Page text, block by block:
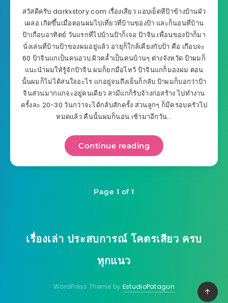
สวัสดีครับ darkxstory.com เรื่องเสียว แอบเย็ดหีป้าข้างบ้านผัว
เผลอ ​เกิดขึ้นเมื่อตอนผมไปเที่ยวที่บ้านของป้า และก็นอนที่บ้าน
ป้าเกือบอาทิตย์ วันแรกที่ไปบ้านป้าก็เจอ ป้าจิน เพื่อนของป้าก็มา
นั่งเล่นที่บ้านป้าของผมอยู่แล้ว อายุก็ใกล้เคียงกับป้า คือ เกือบจะ
60 ป้าจินแกเป็นคนอวบ ผิวคลํ้าเป็นคนบ้านๆ ต่างจังหวัด ป้าผมก็
แนะนำผมให้รู้จักป้าจิน ผมก็ยกมือไหว้ ป้าจินแกก็มองผม ตอน
นั้นผมก็ไม่ได้สนใจอะไร แกอยู่จนถึงเย็นก็กลับ ป้าผมก็บอกว่าป้า
จินส่วนมากแกจะอยู่คนเดียว สามีแกก็รับจ้างก่อสร้าง ไปทำงาน
ครั้งละ 20-30 วันกว่าจะได้กลับสักครั้ง ส่วนลูกๆ ก็มีครอบครัวไป
หมดแล้ว คืนนั้นผมก็นอน เช้ามาอีกวัน…
Continue reading
Page 1 of 1
เรื่องเล่า ประสบการณ์ โคตรเสียว ครบ
ทุกแนว
WordPress Theme by EstudioPatagon